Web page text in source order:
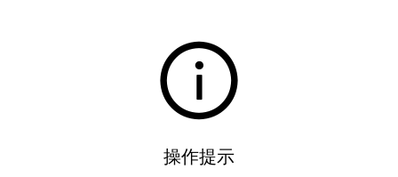
操作提示